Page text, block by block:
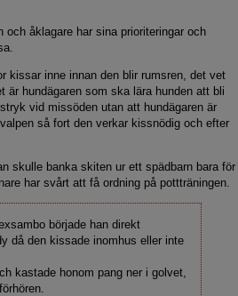
och åklagare har sina prioriteringar och
kissar inne innan den blir rumsren, det vet
är hundägaren som ska lära hunden att bli
vid missöden utan att hundägaren är
så fort den verkar kissnödig och efter
skulle banka skiten ur ett spädbarn bara för
har svårt att få ordning på pottträningen.
började han direkt
då den kissade inomhus eller inte
kastade honom pang ner i golvet,